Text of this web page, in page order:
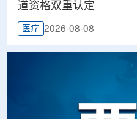
道资格双重认定
医疗 2026-08-08